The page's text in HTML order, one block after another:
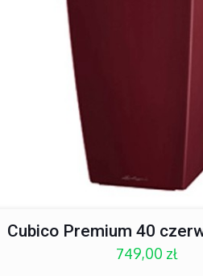
Cubico Premium 40
749,00 zł